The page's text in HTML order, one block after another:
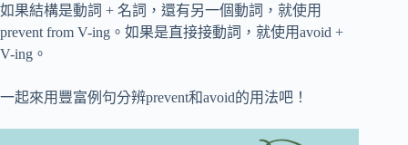
如果結構是動詞 + 名詞，還有另一個動詞，就使用
prevent from V-ing。如果是直接接動詞，就使用avoid +
V-ing。
一起來用豐富例句分辨prevent和avoid的用法吧！